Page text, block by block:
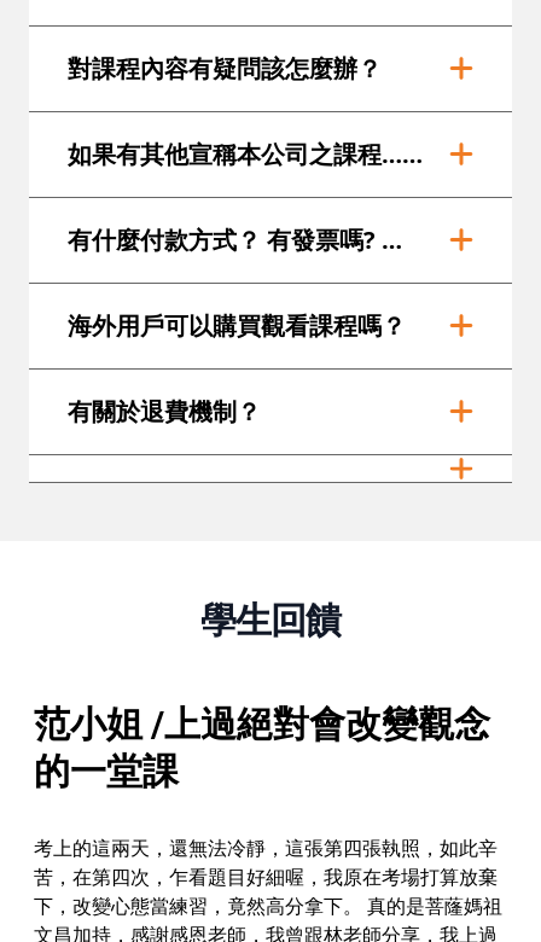
對課程內容有疑問該怎麼辦？
如果有其他宣稱本公司之課程…請注意非本人
有什麼付款方式？ 有發票嗎? 可分期嗎?
海外用戶可以購買觀看課程嗎？
有關於退費機制？
學生回饋
范小姐 /上過絕對會改變觀念
的一堂課
考上的這兩天，還無法冷靜，這張第四張執照，如此辛
苦，在第四次，乍看題目好細喔，我原在考場打算放棄
下，改變心態當練習，竟然高分拿下。 真的是菩蕯媽祖
文昌加持，感謝感恩老師，我曾跟林老師分享，我上過